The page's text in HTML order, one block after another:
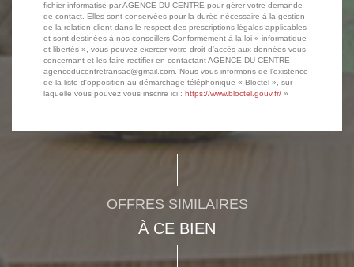
fichier informatisé par AGENCE DU CENTRE pour gérer votre demande
de contact. Elles sont conservées pour la durée nécessaire à la gestion
de la relation client dans le respect des prescriptions légales applicables
et sont destinées à nos conseillers Conformément à la loi « informatique
et libertés », vous pouvez exercer votre droit d'accès aux données vous
concernant et les faire rectifier en contactant AGENCE DU CENTRE
agenceducentretransac@gmail.com. Nous vous informons de l'existence
de la liste d'opposition au démarchage téléphonique « Bloctel », sur
laquelle vous pouvez vous inscrire ici : https://www.bloctel.gouv.fr/ »
OFFRES SIMILAIRES
À CE BIEN